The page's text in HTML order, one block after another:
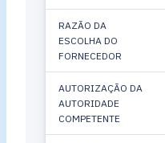
RAZÃO DA
ESCOLHA DO
FORNECEDOR
AUTORIZAÇÃO DA
AUTORIDADE
COMPETENTE